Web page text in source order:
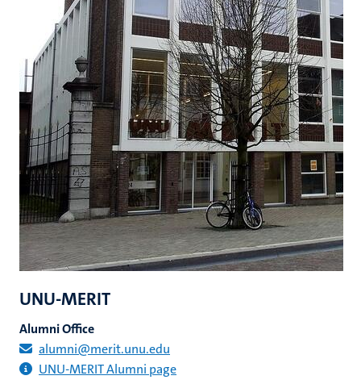
UNU-MERIT
Alumni Office
alumni@merit.unu.edu
UNU-MERIT Alumni page